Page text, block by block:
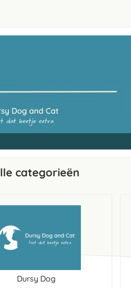
categorieën
Dursy Dog